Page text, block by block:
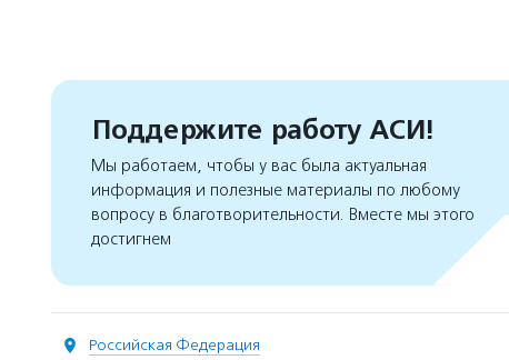
Поддержите работу АСИ!
Мы работаем, чтобы у вас была актуальная
информация и полезные материалы по любому
вопросу в благотворительности. Вместе мы этого
достигнем
Российская Федерация